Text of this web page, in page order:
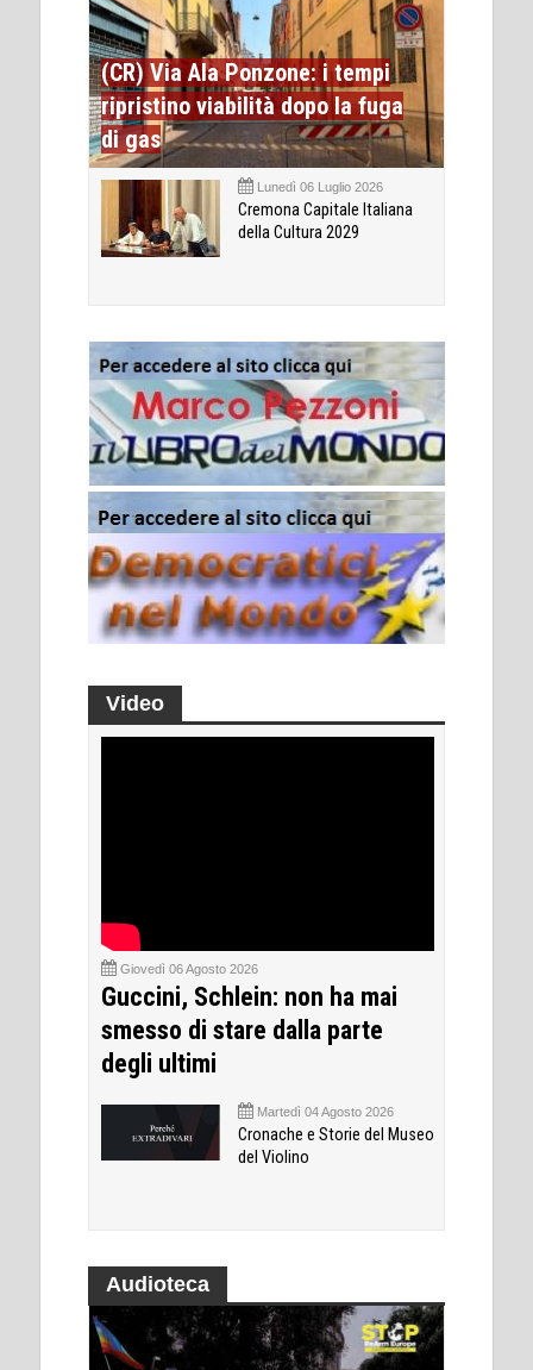
(CR) Via Ala Ponzone: i tempi
ripristino viabilità dopo la fuga
di gas
Lunedì 06 Luglio 2026
Cremona Capitale Italiana
della Cultura 2029
Video
Giovedì 06 Agosto 2026
Guccini, Schlein: non ha mai
smesso di stare dalla parte
degli ultimi
Martedì 04 Agosto 2026
Cronache e Storie del Museo
del Violino
Audioteca